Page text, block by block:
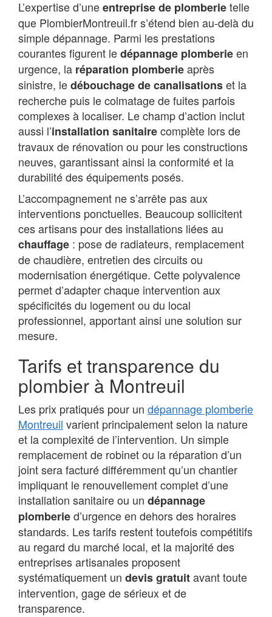
L’expertise d’uneentreprise de plomberietelle
que PlombierMontreuil.fr s’étend bien au-delà du
simple dépannage. Parmi les prestations
courantes figurent ledépannage plomberieen
urgence, la réparation plomberieaprès
sinistre, ledébouchage de canalisationset la
recherche puis le colmatage de fuites parfois
complexes à localiser. Le champ d’action inclut
aussi l’installation sanitairecomplète lors de
travaux de rénovation ou pour les constructions
neuves, garantissant ainsi la conformité et la
durabilité des équipements posés.
L’accompagnement ne s’arrête pas aux
interventions ponctuelles. Beaucoup sollicitent
ces artisans pour des installations liées au
chauffage : pose de radiateurs, remplacement
de chaudière, entretien des circuits ou
modernisation énergétique. Cette polyvalence
permet d’adapter chaque intervention aux
spécificités du logement ou du local
professionnel, apportant ainsi une solution sur
mesure.
Tarifs et transparence du
plombier à Montreuil
Les prix pratiqués pour un dépannage plomberie
Montreuil varient principalement selon la nature
et la complexité de l’intervention. Un simple
remplacement de robinet ou la réparation d’un
joint sera facturé différemment qu’un chantier
impliquant le renouvellement complet d’une
installation sanitaire ou un dépannage
plomberied’urgence en dehors des horaires
standards. Les tarifs restent toutefois compétitifs
au regard du marché local, et la majorité des
entreprises artisanales proposent
systématiquement un devis gratuitavant toute
intervention, gage de sérieux et de
transparence.